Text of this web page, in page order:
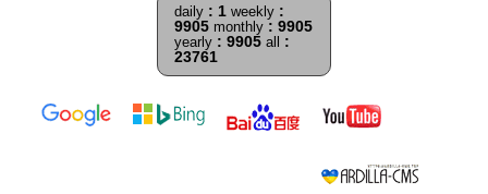
daily : 1 weekly :
9905 monthly : 9905
yearly : 9905 all
:
23761